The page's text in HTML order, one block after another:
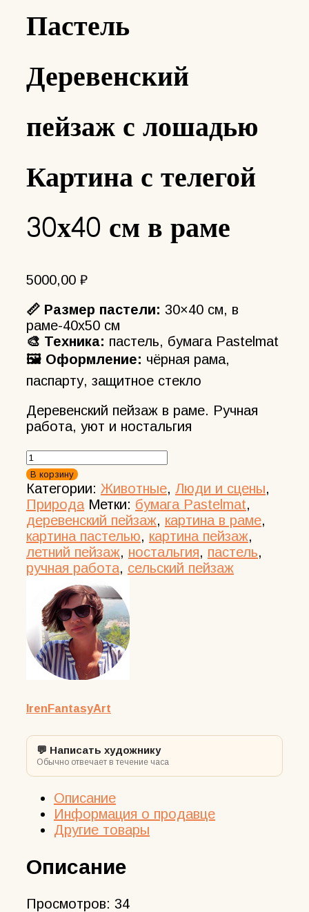
Пастель
Деревенский
пейзаж с лошадью
Картина с телегой
30х40 см в раме
5000,00 ₽
📏 Размер пастели: 30×40 см, в
раме-40х50 см
🎨 Техника: пастель, бумага Pastelmat
🖼️ Оформление: чёрная рама,
паспарту, защитное стекло
Деревенский пейзаж в раме. Ручная
работа, уют и ностальгия
Количество
товара
Пастель
Деревенский
пейзаж
с
лошадью
Картина
телегой
30х40
см
в
раме
В корзину
Категории: Животные, Люди и сцены,
Природа Метки: бумага Pastelmat,
деревенский пейзаж, картина в раме,
картина пастелью, картина пейзаж,
летний пейзаж, ностальгия, пастель,
ручная работа, сельский пейзаж
IrenFantasyArt
💬 Написать художнику
Обычно отвечает в течение часа
Описание
Информация о продавце
Другие товары
Описание
Просмотров: 34